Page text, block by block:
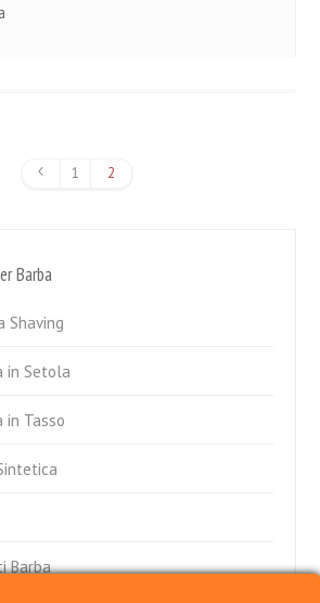
1 2
Barba
Shaving
in Setola
in Tasso
Barba